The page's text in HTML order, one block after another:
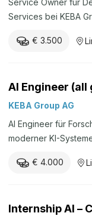
Service Owner für
Services bei KEBA
€ 3.500
AI Engineer (all
KEBA Group AG
AI Engineer für
moderner KI-
€ 4.000
Internship AI –